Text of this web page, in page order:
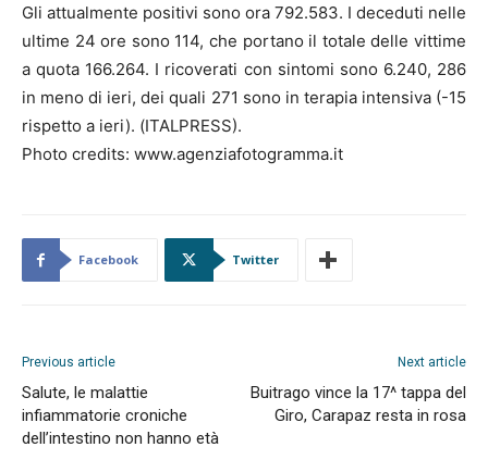
Gli attualmente positivi sono ora 792.583. I deceduti nelle
ultime 24 ore sono 114, che portano il totale delle vittime
a quota 166.264. I ricoverati con sintomi sono 6.240, 286
in meno di ieri, dei quali 271 sono in terapia intensiva (-15
rispetto a ieri). (ITALPRESS).
Photo credits: www.agenziafotogramma.it
Facebook Twitter
Previous article
Salute, le malattie
infiammatorie croniche
dell’intestino non hanno età
Next article
Buitrago vince la 17^ tappa del
Giro, Carapaz resta in rosa